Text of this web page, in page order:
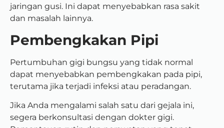
jaringan gusi. Ini dapat menyebabkan rasa sakit
dan masalah lainnya.
Pembengkakan Pipi
Pertumbuhan gigi bungsu yang tidak normal
dapat menyebabkan pembengkakan pada pipi,
terutama jika terjadi infeksi atau peradangan.
Jika Anda mengalami salah satu dari gejala ini,
segera berkonsultasi dengan dokter gigi.